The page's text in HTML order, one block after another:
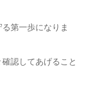
第一歩になりま
認してあげること